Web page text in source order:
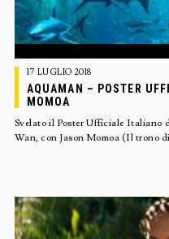
17 LUGLIO 2018
AQUAMAN – POSTER
MOMOA
Svelato il Poster Ufficiale Italiano
Wan, con Jason Momoa (Il trono